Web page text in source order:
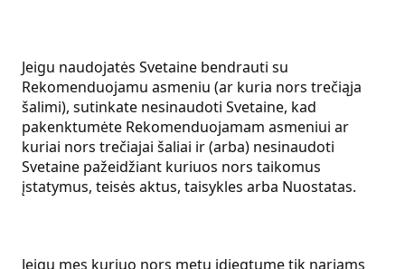
Jeigu naudojatės Svetaine bendrauti su
Rekomenduojamu asmeniu (ar kuria nors trečiąja
šalimi), sutinkate nesinaudoti Svetaine, kad
pakenktumėte Rekomenduojamam asmeniui ar
kuriai nors trečiajai šaliai ir (arba) nesinaudoti
Svetaine pažeidžiant kuriuos nors taikomus
įstatymus, teisės aktus, taisykles arba Nuostatas.
Jeigu mes kuriuo nors metu įdiegtume tik nariams